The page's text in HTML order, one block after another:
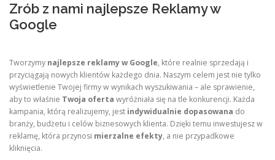
Zrób z nami najlepsze Reklamy w
Google
Tworzymy najlepsze reklamy w Google, które realnie sprzedają i
przyciągają nowych klientów każdego dnia. Naszym celem jest nie tylko
wyświetlenie Twojej firmy w wynikach wyszukiwania – ale sprawienie,
aby to właśnie Twoja oferta wyróżniała się na tle konkurencji. Każda
kampania, którą realizujemy, jest indywidualnie dopasowana do
branży, budżetu i celów biznesowych klienta. Dzięki temu inwestujesz w
reklamę, która przynosi mierzalne efekty, a nie przypadkowe
kliknięcia.